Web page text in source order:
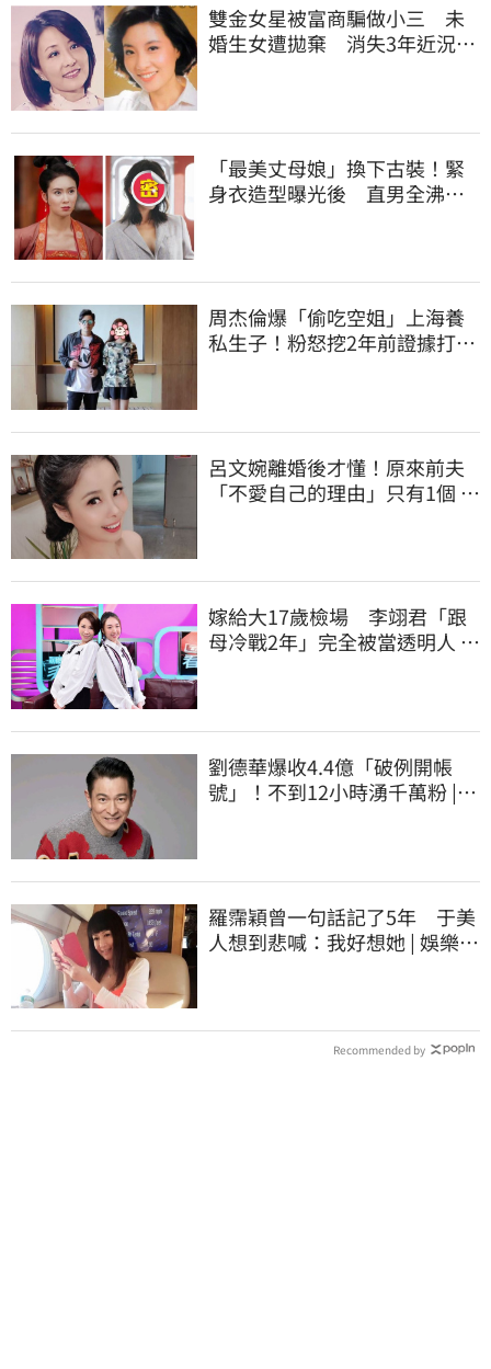
雙金女星被富商騙做小三 未
婚生女遭拋棄 消失3年近況曝
「最美丈母娘」換下古裝！緊
身衣造型曝光後 直男全沸騰 |
周杰倫爆「偷吃空姐」上海養
私生子！粉怒挖2年前證據打臉
呂文婉離婚後才懂！原來前夫
「不愛自己的理由」只有1個 |
嫁給大17歲檢場 李翊君「跟
母冷戰2年」完全被當透明人 |
劉德華爆收4.4億「破例開帳
號」！不到12小時湧千萬粉 |
羅霈穎曾一句話記了5年 于美
人想到悲喊：我好想她 | 娛樂星
Recommended by